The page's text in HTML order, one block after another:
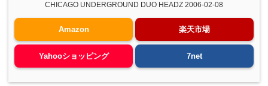
CHICAGO UNDERGROUND DUO HEADZ 2006-02-08
Amazon 楽天市場
Yahooショッピング 7net